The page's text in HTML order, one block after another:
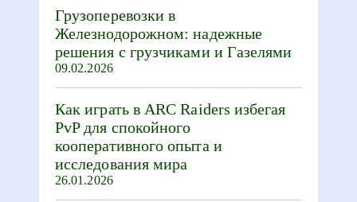
Грузоперевозки в
Железнодорожном: надежные
решения с грузчиками и Газелями
09.02.2026
Как играть в ARC Raiders избегая
PvP для спокойного
кооперативного опыта и
исследования мира
26.01.2026